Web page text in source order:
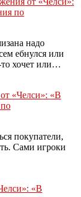
по
надо
ебнулся или
то хочет или…
«Челси»: «В
покупатели,
Сами игроки
«В